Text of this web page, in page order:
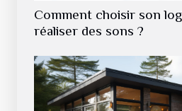
Comment choisir son
réaliser des sons ?